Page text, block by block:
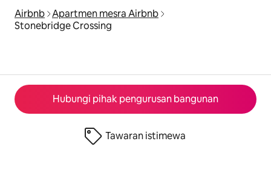
Hubungi pihak pengurusan bangunan
Tawaran istimewa
Airbnb Apartmen mesra Airbnb
Stonebridge Crossing